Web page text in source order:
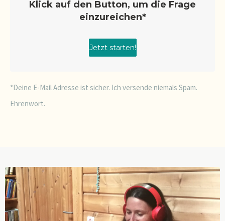
*Deine E-Mail Adresse ist sicher. Ich versende niemals Spam.
Ehrenwort.